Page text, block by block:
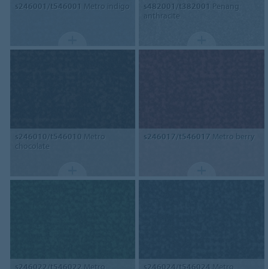
s246001/t546001 Metro indigo s482001/t382001 Penang
anthracite
s246010/t546010 Metro
chocolate
s246017/t546017 Metro berry
s246022/t546022 Metro
s246024/t546024 Metro